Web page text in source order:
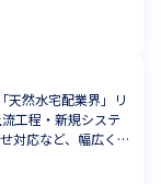
天然水宅配業界」リ
工程・新規システ
対応など、幅広く対